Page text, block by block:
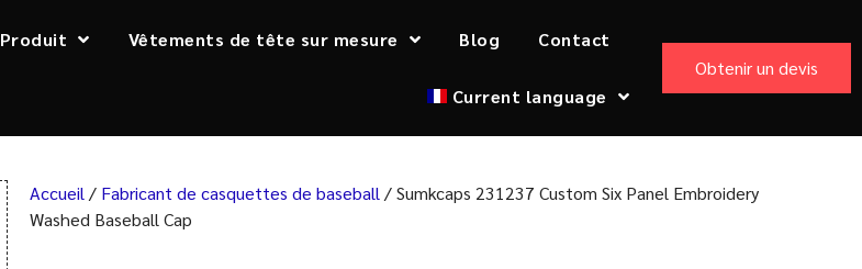
Produit Vêtements de tête sur mesure Blog Contact
Current language
Obtenir un devis
Accueil/ Fabricant de casquettes de baseball/ Sumkcaps 231237 Custom Six Panel Embroidery
Washed Baseball Cap